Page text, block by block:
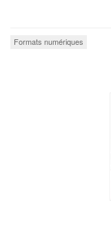
Formats numériques